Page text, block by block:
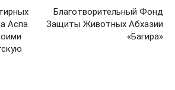
Аспа
Благотворительный Фонд
Защиты Животных Абхазии
«Багира»